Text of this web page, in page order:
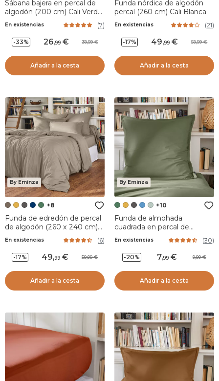
Sábana bajera en percal de
algodón (200 cm) Cali Verde
En existencias (7)
-33% 26,99 39,99
Añadir a la cesta
Funda nórdica de algodón
percal (260 cm) Cali Blanca
En existencias (21)
-17% 49,99 59,99
Añadir a la cesta
By Eminza
+8
Funda de edredón de percal
de algodón (260 x 240 cm)
En existencias (6)
-17% 49,99 59,99
Añadir a la cesta
By Eminza
+10
Funda de almohada
cuadrada en percal de
romero
En existencias (30)
-20% 7,99 9,99
Añadir a la cesta